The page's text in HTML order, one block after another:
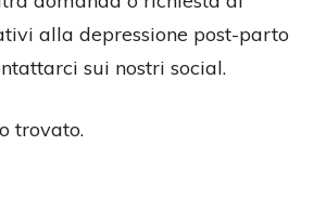
alla depressione post-parto
sui nostri social.
trovato.